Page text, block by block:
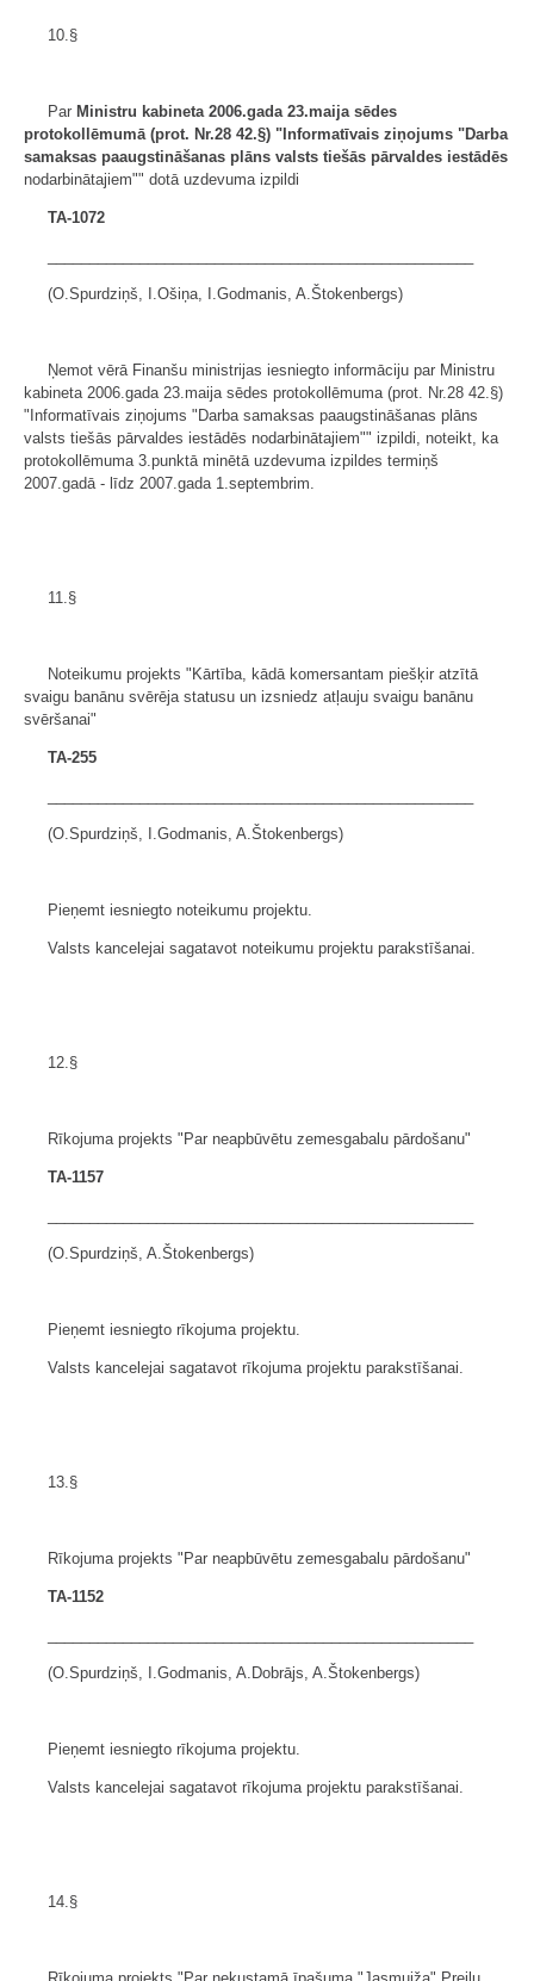
10.§
Par Ministru kabineta 2006.gada 23.maija sēdes
protokollēmumā (prot. Nr.28 42.§) "Informatīvais ziņojums "Darba
samaksas paaugstināšanas plāns valsts tiešās pārvaldes iestādēs
nodarbinātajiem"" dotā uzdevuma izpildi
TA-1072
(O.Spurdziņš, I.Ošiņa, I.Godmanis, A.Štokenbergs)
Ņemot vērā Finanšu ministrijas iesniegto informāciju par Ministru
kabineta 2006.gada 23.maija sēdes protokollēmuma (prot. Nr.28 42.§)
"Informatīvais ziņojums "Darba samaksas paaugstināšanas plāns
valsts tiešās pārvaldes iestādēs nodarbinātajiem"" izpildi, noteikt, ka
protokollēmuma 3.punktā minētā uzdevuma izpildes termiņš
2007.gadā - līdz 2007.gada 1.septembrim.
11.§
Noteikumu projekts "Kārtība, kādā komersantam piešķir atzītā
svaigu banānu svērēja statusu un izsniedz atļauju svaigu banānu
svēršanai"
TA-255
(O.Spurdziņš, I.Godmanis, A.Štokenbergs)
Pieņemt iesniegto noteikumu projektu.
Valsts kancelejai sagatavot noteikumu projektu parakstīšanai.
12.§
Rīkojuma projekts "Par neapbūvētu zemesgabalu pārdošanu"
TA-1157
(O.Spurdziņš, A.Štokenbergs)
Pieņemt iesniegto rīkojuma projektu.
Valsts kancelejai sagatavot rīkojuma projektu parakstīšanai.
13.§
Rīkojuma projekts "Par neapbūvētu zemesgabalu pārdošanu"
TA-1152
(O.Spurdziņš, I.Godmanis, A.Dobrājs, A.Štokenbergs)
Pieņemt iesniegto rīkojuma projektu.
Valsts kancelejai sagatavot rīkojuma projektu parakstīšanai.
14.§